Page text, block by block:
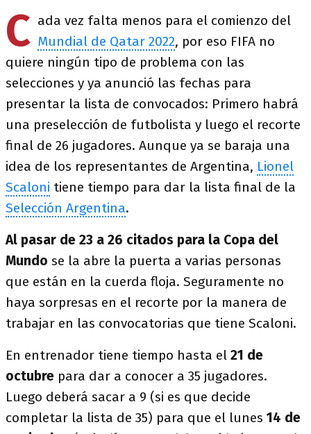
C ada vez falta menos para el comienzo del
Mundial de Qatar 2022, por eso FIFA no
quiere ningún tipo de problema con las
selecciones y ya anunció las fechas para
presentar la lista de convocados: Primero habrá
una preselección de futbolista y luego el recorte
final de 26 jugadores. Aunque ya se baraja una
idea de los representantes de Argentina, Lionel
Scaloni tiene tiempo para dar la lista final de la
Selección Argentina.
Al pasar de 23 a 26 citados para la Copa del
Mundo se la abre la puerta a varias personas
que están en la cuerda floja. Seguramente no
haya sorpresas en el recorte por la manera de
trabajar en las convocatorias que tiene Scaloni.
En entrenador tiene tiempo hasta el 21 de
octubre para dar a conocer a 35 jugadores.
Luego deberá sacar a 9 (si es que decide
completar la lista de 35) para que el lunes 14 de